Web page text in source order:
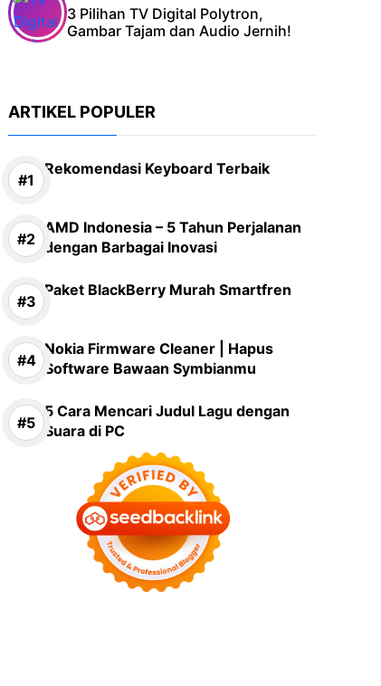
3 Pilihan TV Digital Polytron,
Gambar Tajam dan Audio Jernih!
ARTIKEL POPULER
Rekomendasi Keyboard Terbaik
AMD Indonesia – 5 Tahun Perjalanan
dengan Barbagai Inovasi
Paket BlackBerry Murah Smartfren
Nokia Firmware Cleaner | Hapus
Software Bawaan Symbianmu
5 Cara Mencari Judul Lagu dengan
Suara di PC